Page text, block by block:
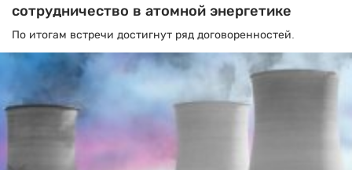
сотрудничество в атомной энергетике
По итогам встречи достигнут ряд договоренностей.